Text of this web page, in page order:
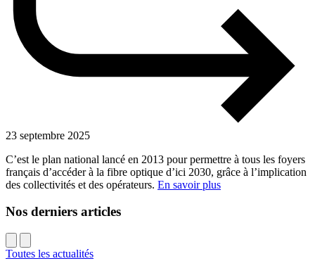
23 septembre 2025
C’est le plan national lancé en 2013 pour permettre à tous les foyers
français d’accéder à la fibre optique d’ici 2030, grâce à l’implication
des collectivités et des opérateurs. En savoir plus
Nos derniers articles
Toutes les actualités